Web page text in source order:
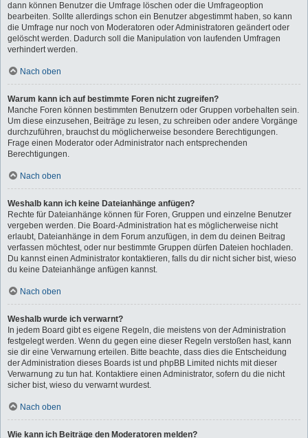
dann können Benutzer die Umfrage löschen oder die Umfrageoption
bearbeiten. Sollte allerdings schon ein Benutzer abgestimmt haben, so kann
die Umfrage nur noch von Moderatoren oder Administratoren geändert oder
gelöscht werden. Dadurch soll die Manipulation von laufenden Umfragen
verhindert werden.
Nach oben
Warum kann ich auf bestimmte Foren nicht zugreifen?
Manche Foren können bestimmten Benutzern oder Gruppen vorbehalten sein.
Um diese einzusehen, Beiträge zu lesen, zu schreiben oder andere Vorgänge
durchzuführen, brauchst du möglicherweise besondere Berechtigungen.
Frage einen Moderator oder Administrator nach entsprechenden
Berechtigungen.
Nach oben
Weshalb kann ich keine Dateianhänge anfügen?
Rechte für Dateianhänge können für Foren, Gruppen und einzelne Benutzer
vergeben werden. Die Board-Administration hat es möglicherweise nicht
erlaubt, Dateianhänge in dem Forum anzufügen, in dem du deinen Beitrag
verfassen möchtest, oder nur bestimmte Gruppen dürfen Dateien hochladen.
Du kannst einen Administrator kontaktieren, falls du dir nicht sicher bist, wieso
du keine Dateianhänge anfügen kannst.
Nach oben
Weshalb wurde ich verwarnt?
In jedem Board gibt es eigene Regeln, die meistens von der Administration
festgelegt werden. Wenn du gegen eine dieser Regeln verstoßen hast, kann
sie dir eine Verwarnung erteilen. Bitte beachte, dass dies die Entscheidung
der Administration dieses Boards ist und phpBB Limited nichts mit dieser
Verwarnung zu tun hat. Kontaktiere einen Administrator, sofern du die nicht
sicher bist, wieso du verwarnt wurdest.
Nach oben
Wie kann ich Beiträge den Moderatoren melden?